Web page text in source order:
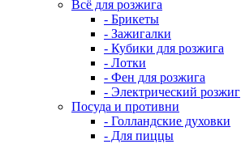
Всё для розжига
- Брикеты
- Зажигалки
- Кубики для розжига
- Лотки
- Фен для розжига
- Электрический розжиг
Посуда и противни
- Голландские духовки
- Для пиццы